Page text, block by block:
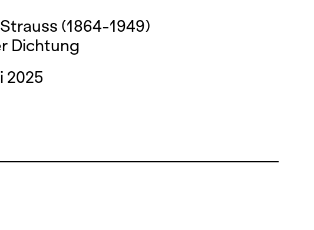
(1864-1949)
Dichtung
2025